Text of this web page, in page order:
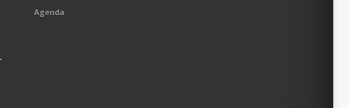
Agenda